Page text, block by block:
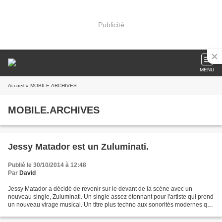
Publicité
MENU
Accueil » MOBILE.ARCHIVES
MOBILE.ARCHIVES
Jessy Matador est un Zuluminati.
Publié le 30/10/2014 à 12:48
Par David
Jessy Matador a décidé de revenir sur le devant de la scène avec un
nouveau single, Zuluminati. Un single assez étonnant pour l'artiste qui prend
un nouveau virage musical. Un titre plus techno aux sonorités modernes qui